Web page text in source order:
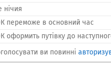
нічия
переможе в основний час
оформить путівку до
ви повинні